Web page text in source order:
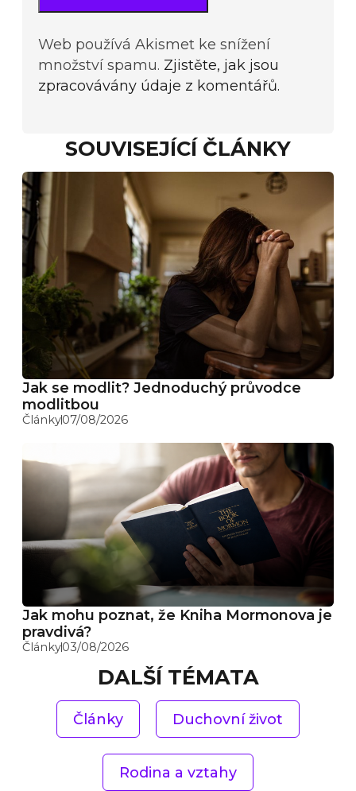
Web používá Akismet ke snížení
množství spamu. Zjistěte, jak jsou
zpracovávány údaje z komentářů.
SOUVISEJÍCÍ ČLÁNKY
Jak se modlit? Jednoduchý průvodce
modlitbou
Články07/08/2026
Jak mohu poznat, že Kniha Mormonova je
pravdivá?
Články03/08/2026
DALŠÍ TÉMATA
Články Duchovní život
Rodina a vztahy